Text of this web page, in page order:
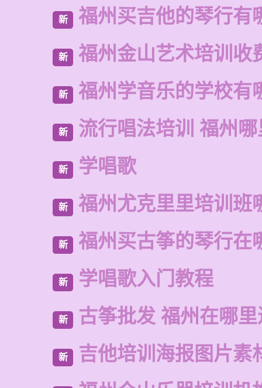
新 福州买吉他的琴行有
新 福州金山艺术培训收
新 福州学音乐的学校有
新 流行唱法培训 福州
新 学唱歌
新 福州尤克里里培训班
新 福州买古筝的琴行在
新 学唱歌入门教程
新 古筝批发 福州在哪
新 吉他培训海报图片素